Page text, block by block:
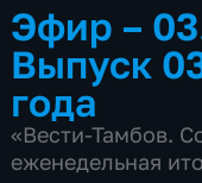
Эфир –
Выпуск
года
«Вести-Тамбов.
еженедельная